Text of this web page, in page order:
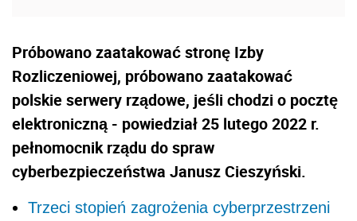
Próbowano zaatakować stronę Izby
Rozliczeniowej, próbowano zaatakować
polskie serwery rządowe, jeśli chodzi o pocztę
elektroniczną - powiedział 25 lutego 2022 r.
pełnomocnik rządu do spraw
cyberbezpieczeństwa Janusz Cieszyński.
Trzeci stopień zagrożenia cyberprzestrzeni